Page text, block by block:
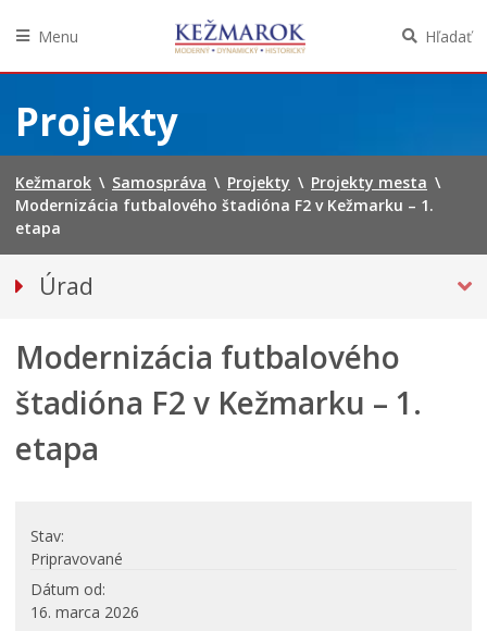
obsah
Menu Hľadať
Projekty
Kežmarok \ Samospráva \ Projekty \ Projekty mesta \
Modernizácia futbalového štadióna F2 v Kežmarku – 1.
etapa
Úrad
Prednosta
Sekcie úradu
Životné situácie
Projekty mesta
Interreg V-A Poľsko – Slovensko 2014-2020
Integrovaný regionálny operačný program 2014 – 2020
Modernizácia futbalového
štadióna F2 v Kežmarku – 1.
etapa
Stav
Pripravované
Dátum od
16. marca 2026